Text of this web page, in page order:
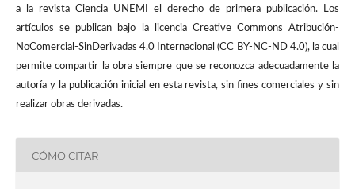
a la revista Ciencia UNEMI el derecho de primera publicación. Los
artículos se publican bajo la licencia Creative Commons Atribución-
NoComercial-SinDerivadas 4.0 Internacional (CC BY-NC-ND 4.0), la cual
permite compartir la obra siempre que se reconozca adecuadamente la
autoría y la publicación inicial en esta revista, sin fines comerciales y sin
realizar obras derivadas.
CÓMO CITAR